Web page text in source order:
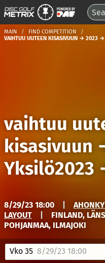
MAIN
FIND COMPETITION
VAIHTUU UUTEEN KISASIVUUN → 2023
vaihtuu
kisasivuun
Yksilö2023
8/29/23 18:00
LAYOUT
FINLAND,
POHJANMAA, ILMAJOKI
Vko 35 8/29/23 18:00